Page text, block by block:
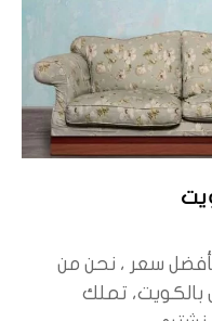
سعر ، نحن من
بالكويت، تملك